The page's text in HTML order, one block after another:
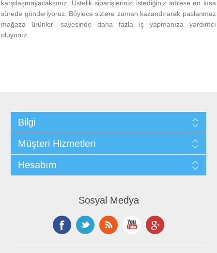
karşılaşmayacaksınız. Üstelik siparişlerinizi istediğiniz adrese en kısa
sürede gönderiyoruz. Böylece sizlere zaman kazandırarak paslanmaz
mağaza ürünleri sayesinde daha fazla iş yapmanıza yardımcı
oluyoruz.
Bilgi
Müşteri Hizmetleri
Hesabım
Sosyal Medya